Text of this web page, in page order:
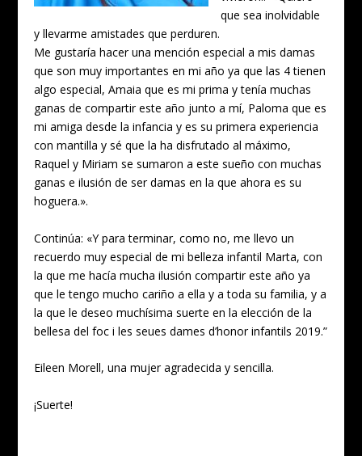
que sea inolvidable
y llevarme amistades que perduren.
Me gustaría hacer una mención especial a mis damas
que son muy importantes en mi año ya que las 4 tienen
algo especial, Amaia que es mi prima y tenía muchas
ganas de compartir este año junto a mí, Paloma que es
mi amiga desde la infancia y es su primera experiencia
con mantilla y sé que la ha disfrutado al máximo,
Raquel y Miriam se sumaron a este sueño con muchas
ganas e ilusión de ser damas en la que ahora es su
hoguera.».
Continúa: «Y para terminar, como no, me llevo un
recuerdo muy especial de mi belleza infantil Marta, con
la que me hacía mucha ilusión compartir este año ya
que le tengo mucho cariño a ella y a toda su familia, y a
la que le deseo muchísima suerte en la elección de la
bellesa del foc i les seues dames d’honor infantils 2019.”
Eileen Morell, una mujer agradecida y sencilla.
¡Suerte!